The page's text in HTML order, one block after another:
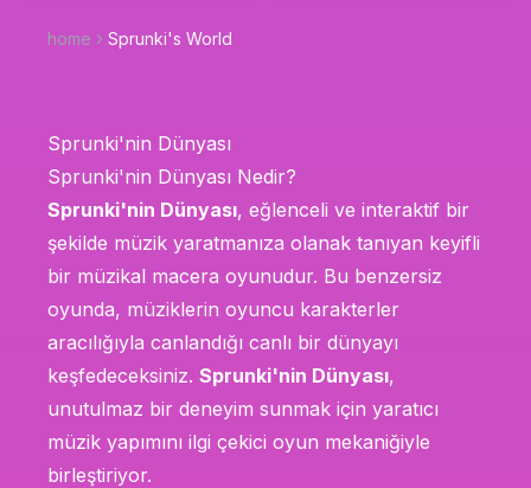
home Sprunki's World
Sprunki'nin Dünyası
Sprunki'nin Dünyası Nedir?
Sprunki'nin Dünyası, eğlenceli ve interaktif bir
şekilde müzik yaratmanıza olanak tanıyan keyifli
bir müzikal macera oyunudur. Bu benzersiz
oyunda, müziklerin oyuncu karakterler
aracılığıyla canlandığı canlı bir dünyayı
keşfedeceksiniz. Sprunki'nin Dünyası,
unutulmaz bir deneyim sunmak için yaratıcı
müzik yapımını ilgi çekici oyun mekaniğiyle
birleştiriyor.